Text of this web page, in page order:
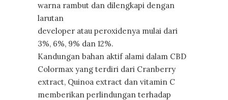
warna rambut dan dilengkapi dengan
larutan
developer atau peroxidenya mulai dari
3%, 6%, 9% dan 12%.
Kandungan bahan aktif alami dalam CBD
Colormax yang terdiri dari Cranberry
extract, Quinoa extract dan vitamin C
memberikan perlindungan terhadap